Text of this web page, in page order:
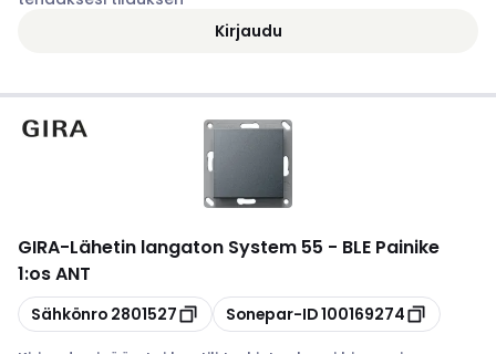
Kirjaudu
GIRA-Lähetin langaton System 55 - BLE Painike
1:os ANT
Kopioi
Sähkönro 2801527 Kopioi
Sonepar-ID100169274